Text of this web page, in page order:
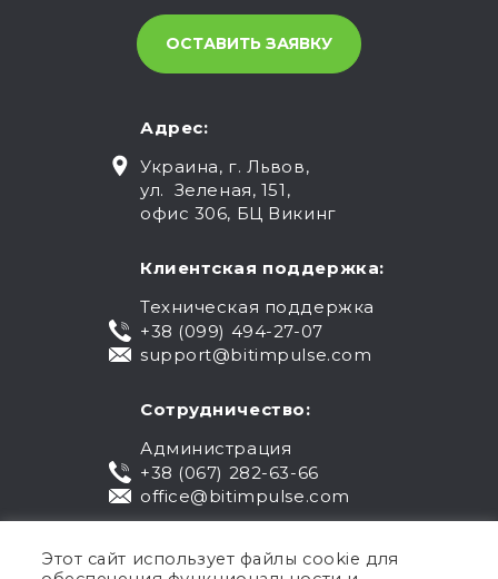
Адрес:
Украина, г. Львов,
ул. Зеленая, 151,
офис 306, БЦ Викинг
Клиентская поддержка:
Техническая поддержка
+38 (099) 494-27-07
support@bitimpulse.com
Сотрудничество:
Администрация
+38 (067) 282-63-66
office@bitimpulse.com
Этот сайт использует файлы cookie для